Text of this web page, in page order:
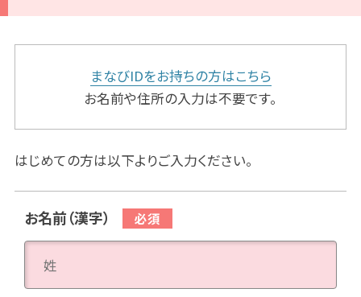
まなびIDをお持ちの方はこちら
お名前や住所の入力は不要です。
はじめての方は以下よりご入力ください。
お名前（漢字）